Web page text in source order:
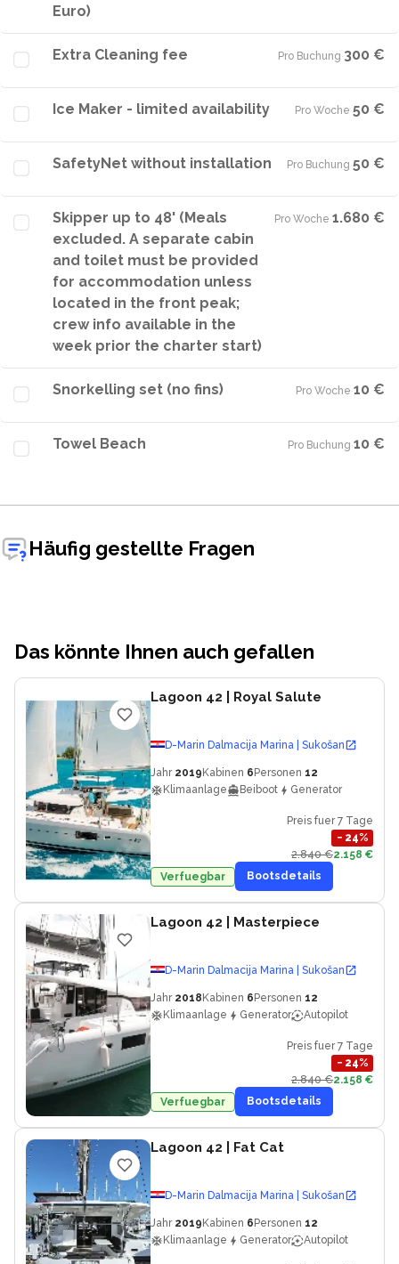
Euro)
Extra Cleaning fee Pro Buchung·300 €
Ice Maker - limited availability Pro Woche·50 €
SafetyNet without installation Pro Buchung·50 €
Skipper up to 48' (Meals
excluded. A separate cabin
and toilet must be provided
for accommodation unless
located in the front peak;
crew info available in the
week prior the charter start)
Pro Woche·1.680 €
Snorkelling set (no fins) Pro Woche·10 €
Towel Beach Pro Buchung·10 €
Häufig gestellte Fragen
Das könnte Ihnen auch gefallen
Lagoon 42 | Royal Salute
D-Marin Dalmacija Marina | Sukošan
Jahr 2019 Kabinen 6 Personen 12
Klimaanlage
Beiboot Generator
Preis fuer 7 Tage
− 24%
2.840 €2.158 €
Verfuegbar
Bootsdetails
Lagoon 42 | Masterpiece
D-Marin Dalmacija Marina | Sukošan
Jahr 2018 Kabinen 6 Personen 12
Klimaanlage
Generator Autopilot
Preis fuer 7 Tage
− 24%
2.840 €2.158 €
Verfuegbar
Bootsdetails
Lagoon 42 | Fat Cat
D-Marin Dalmacija Marina | Sukošan
Jahr 2019 Kabinen 6 Personen 12
Klimaanlage
Generator Autopilot